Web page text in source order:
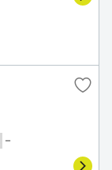
－